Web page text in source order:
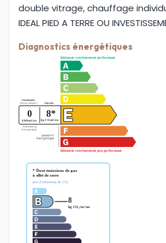
double vitrage, chauffage
IDEAL PIED A TERRE OU
Diagnostics énergétiques